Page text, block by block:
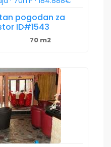
pogodan za
ID#1543
70 m2